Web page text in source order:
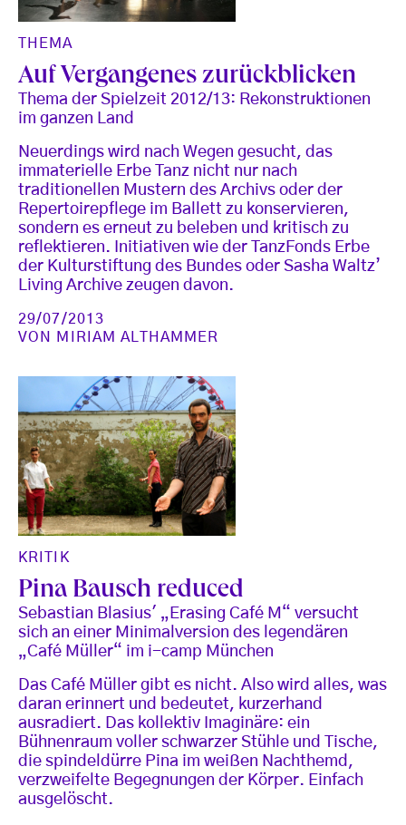
THEMA
Auf Vergangenes zurückblicken
Thema der Spielzeit 2012/13: Rekonstruktionen
im ganzen Land
Neuerdings wird nach Wegen gesucht, das
immaterielle Erbe Tanz nicht nur nach
traditionellen Mustern des Archivs oder der
Repertoirepflege im Ballett zu konservieren,
sondern es erneut zu beleben und kritisch zu
reflektieren. Initiativen wie der TanzFonds Erbe
der Kulturstiftung des Bundes oder Sasha Waltz’
Living Archive zeugen davon.
29/07/2013
VON MIRIAM ALTHAMMER
KRITIK
Pina Bausch reduced
Sebastian Blasius' „Erasing Café M“ versucht
sich an einer Minimalversion des legendären
„Café Müller“ im i-camp München
Das Café Müller gibt es nicht. Also wird alles, was
daran erinnert und bedeutet, kurzerhand
ausradiert. Das kollektiv Imaginäre: ein
Bühnenraum voller schwarzer Stühle und Tische,
die spindeldürre Pina im weißen Nachthemd,
verzweifelte Begegnungen der Körper. Einfach
ausgelöscht.